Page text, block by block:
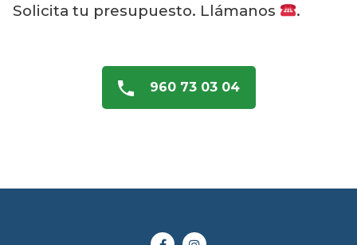
Solicita tu presupuesto. Llámanos
.
960 73 03 04